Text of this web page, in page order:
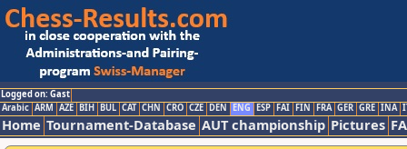
Logged on: Gast
Arabic ARM AZE BIH BUL CAT CHN CRO CZE DEN ENG ESP FAI FIN FRA GER GRE INA
Home Tournament-Database AUT championship Pictures